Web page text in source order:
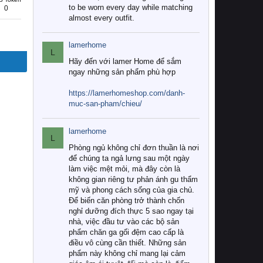
0
to be worn every day while matching
almost every outfit.
L
lamerhome
Hãy đến với lamer Home để sắm
ngay những sản phẩm phù hợp
https://lamerhomeshop.com/danh-
muc-san-pham/chieu/
L
lamerhome
Phòng ngủ không chỉ đơn thuần là nơi
để chúng ta ngả lưng sau một ngày
làm việc mệt mỏi, mà đây còn là
không gian riêng tư phản ánh gu thẩm
mỹ và phong cách sống của gia chủ.
Để biến căn phòng trở thành chốn
nghỉ dưỡng đích thực 5 sao ngay tại
nhà, việc đầu tư vào các bộ sản
phẩm chăn ga gối đệm cao cấp là
điều vô cùng cần thiết. Những sản
phẩm này không chỉ mang lại cảm